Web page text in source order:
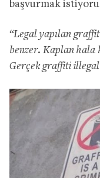
başvurmak
“Legal yapılan
benzer. Kaplan hala
Gerçek graffiti